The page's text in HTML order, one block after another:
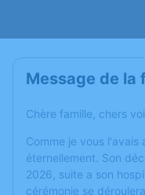
Message de la
Chère famille, chers
Comme je vous l'avais
éternellement. Son
2026, suite a son
cérémonie se